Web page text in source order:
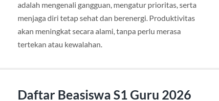
adalah mengenali gangguan, mengatur prioritas, serta
menjaga diri tetap sehat dan berenergi. Produktivitas
akan meningkat secara alami, tanpa perlu merasa
tertekan atau kewalahan.
Daftar Beasiswa S1 Guru 2026